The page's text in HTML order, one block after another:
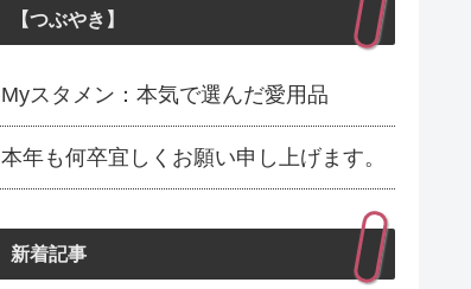
【つぶやき】
Myスタメン：本気で選んだ愛用品
本年も何卒宜しくお願い申し上げます。
新着記事